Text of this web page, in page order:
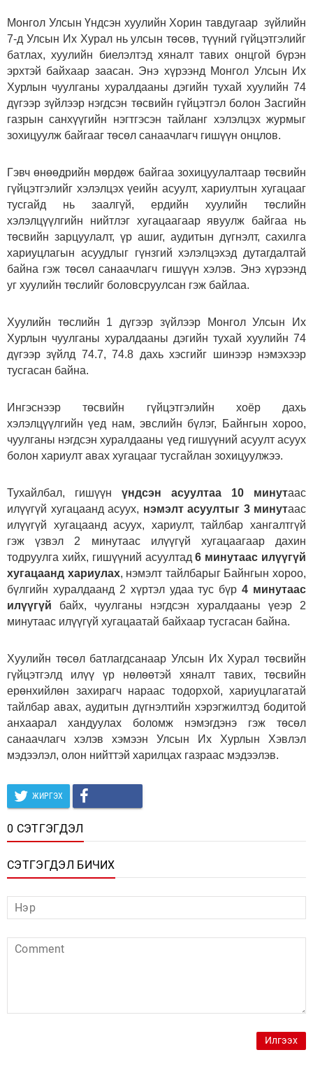
Монгол Улсын Үндсэн хуулийн Хорин тавдугаар зүйлийн
7-д Улсын Их Хурал нь улсын төсөв, түүний гүйцэтгэлийг
батлах, хуулийн биелэлтэд хяналт тавих онцгой бүрэн
эрхтэй байхаар заасан. Энэ хүрээнд Монгол Улсын Их
Хурлын чуулганы хуралдааны дэгийн тухай хуулийн 74
дүгээр зүйлээр нэгдсэн төсвийн гүйцэтгэл болон Засгийн
газрын санхүүгийн нэгтгэсэн тайланг хэлэлцэх журмыг
зохицуулж байгааг төсөл санаачлагч гишүүн онцлов.
Гэвч өнөөдрийн мөрдөж байгаа зохицуулалтаар төсвийн
гүйцэтгэлийг хэлэлцэх үеийн асуулт, хариултын хугацааг
тусгайд нь заалгүй, ердийн хуулийн төслийн
хэлэлцүүлгийн нийтлэг хугацаагаар явуулж байгаа нь
төсвийн зарцуулалт, үр ашиг, аудитын дүгнэлт, сахилга
хариуцлагын асуудлыг гүнзгий хэлэлцэхэд дутагдалтай
байна гэж төсөл санаачлагч гишүүн хэлэв. Энэ хүрээнд
уг хуулийн төслийг боловсруулсан гэж байлаа.
Хуулийн төслийн 1 дүгээр зүйлээр Монгол Улсын Их
Хурлын чуулганы хуралдааны дэгийн тухай хуулийн 74
дүгээр зүйлд 74.7, 74.8 дахь хэсгийг шинээр нэмэхээр
тусгасан байна.
Ингэснээр төсвийн гүйцэтгэлийн хоёр дахь
хэлэлцүүлгийн үед нам, эвслийн бүлэг, Байнгын хороо,
чуулганы нэгдсэн хуралдааны үед гишүүний асуулт асуух
болон хариулт авах хугацааг тусгайлан зохицуулжээ.
Тухайлбал, гишүүн үндсэн асуултаа 10 минутаас
илүүгүй хугацаанд асуух, нэмэлт асуултыг 3 минутаас
илүүгүй хугацаанд асуух, хариулт, тайлбар хангалтгүй
гэж үзвэл 2 минутаас илүүгүй хугацаагаар дахин
тодруулга хийх, гишүүний асуултад6 минутаас илүүгүй
хугацаанд хариулах, нэмэлт тайлбарыг Байнгын хороо,
бүлгийн хуралдаанд 2 хүртэл удаа тус бүр4 минутаас
илүүгүй байх, чуулганы нэгдсэн хуралдааны үеэр 2
минутаас илүүгүй хугацаатай байхаар тусгасан байна.
Хуулийн төсөл батлагдсанаар Улсын Их Хурал төсвийн
гүйцэтгэлд илүү үр нөлөөтэй хяналт тавих, төсвийн
ерөнхийлөн захирагч нараас тодорхой, хариуцлагатай
тайлбар авах, аудитын дүгнэлтийн хэрэгжилтэд бодитой
анхаарал хандуулах боломж нэмэгдэнэ гэж төсөл
санаачлагч хэлэв хэмээн Улсын Их Хурлын Хэвлэл
мэдээлэл, олон нийттэй харилцах газраас мэдээлэв.
ЖИРГЭХ
0 СЭТГЭГДЭЛ
СЭТГЭГДЭЛ БИЧИХ
Илгээх